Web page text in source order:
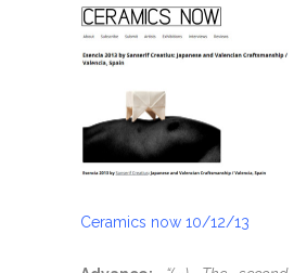
Ceramics now 10/12/13